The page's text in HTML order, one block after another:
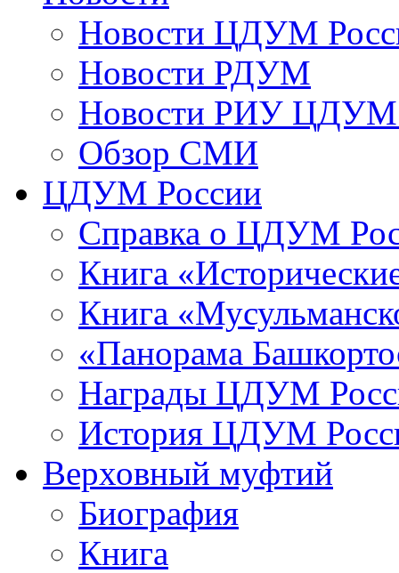
Новости ЦДУМ
Новости РДУМ
Новости РИУ ЦДУМ
Обзор СМИ
ЦДУМ России
Справка о ЦДУМ
Книга
Книга
«Панорама
Награды ЦДУМ
История ЦДУМ
Верховный муфтий
Биография
Книга